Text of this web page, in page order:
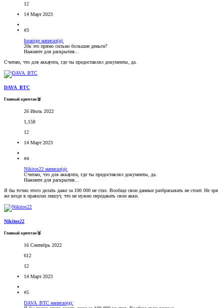
12
14 Март 2023
#3
Ioranige написал(а):
20к это прямо сильно большие деньги?
Нажмите для раскрытия...
Считаю, что для аккаунта, где ты предоставлял документы, да.
DAVA_BTC
Главный криптан🥈
26 Июль 2022
1,158
12
14 Март 2023
#4
Nikitos22 написал(а):
Считаю, что для аккаунта, где ты предоставлял документы, да.
Нажмите для раскрытия...
Я бы точно этого делать даже за 100 000 не стал. Вообще свои данные разбрасывать не стоит. Не зря
же везде в правилах пишут, что не нужно передавать свои акки.
Nikitos22
Главный криптан🥉
16 Сентябрь 2022
612
12
14 Март 2023
#5
DAVA_BTC написал(а):